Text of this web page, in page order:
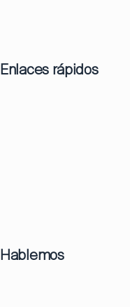
Enlaces rápidos
Hablemos